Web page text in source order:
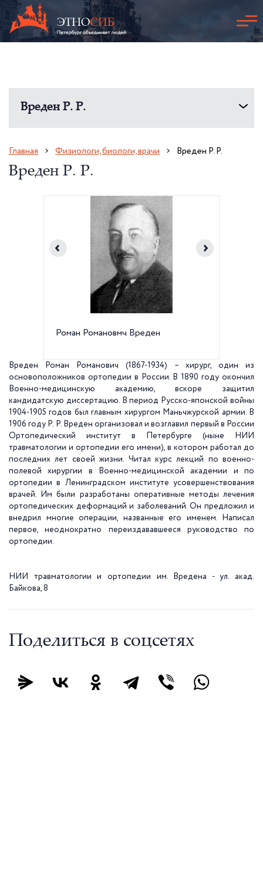
Вреден Р. Р.
Главная Физиологи, биологи, врачи Вреден Р. Р.
Вреден Р. Р.
Роман Романовмч Вреден
Вреден Роман Романович
(1867-1934) – хирург, один из
основоположников ортопедии в России. В 1890 году окончил
Военно-медицинскую академию, вскоре защитил
кандидатскую диссертацию. В период Русско-японской войны
1904-1905 годов был главным хирургом Маньчжурской армии. В
1906 году Р. Р. Вреден организовал и возглавил первый в России
Ортопедический институт в Петербурге (ныне НИИ
травматологии и ортопедии его имени), в котором работал до
последних лет своей жизни. Читал курс лекций по военно-
полевой хирургии в Военно-медицинской академии и по
ортопедии в Ленинградском институте усовершенствования
врачей. Им были разработаны оперативные методы лечения
ортопедических деформаций и заболеваний. Он предложил и
внедрил многие операции, названные его именем. Написал
первое, неоднократно переиздававшееся руководство по
ортопедии.
НИИ травматологии и ортопедии им. Вредена - ул. акад.
Байкова, 8
Поделиться в соцсетях